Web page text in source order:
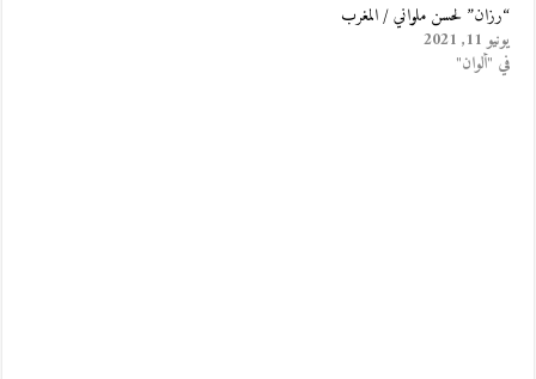
“رزان” لحسن ملواني / المغرب
يونيو 11, 2021
في "ألوان"